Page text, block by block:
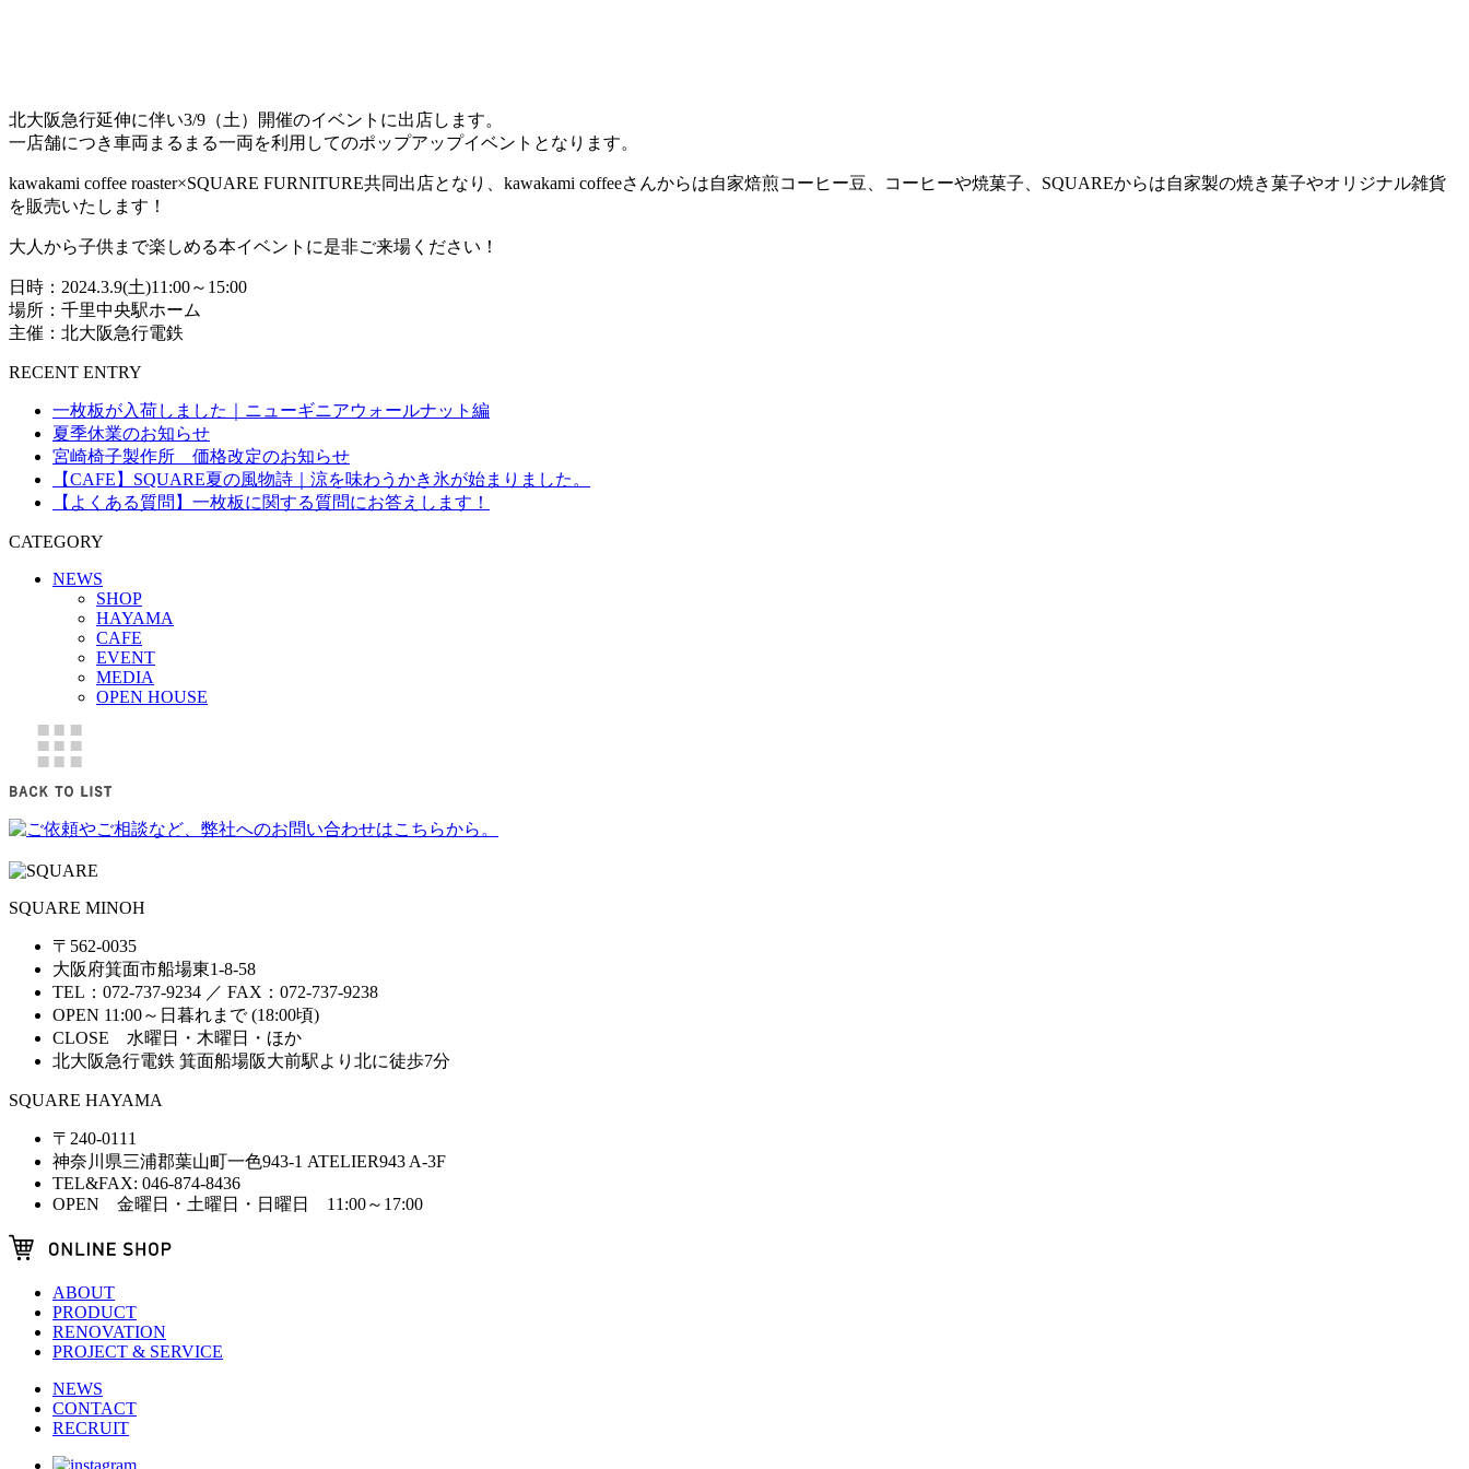
北大阪急行延伸に伴い3/9（土）開催のイベントに出店します。
一店舗につき車両まるまる一両を利用してのポップアップイベントとなります。
kawakami coffee roaster×SQUARE FURNITURE共同出店となり、kawakami coffeeさんからは自家焙煎コーヒー豆、コーヒーや焼菓子、SQUAREからは自家製の焼き菓子やオリジナル雑貨
を販売いたします！
大人から子供まで楽しめる本イベントに是非ご来場ください！
日時：2024.3.9(土)11:00～15:00
場所：千里中央駅ホーム
主催：北大阪急行電鉄
RECENT ENTRY
一枚板が入荷しました｜ニューギニアウォールナット編
夏季休業のお知らせ
宮崎椅子製作所 価格改定のお知らせ
【CAFE】SQUARE夏の風物詩｜涼を味わうかき氷が始まりました。
【よくある質問】一枚板に関する質問にお答えします！
CATEGORY
NEWS
SHOP
HAYAMA
CAFE
EVENT
MEDIA
OPEN HOUSE
SQUARE MINOH
〒562-0035
大阪府箕面市船場東1-8-58
TEL：072-737-9234 ／ FAX：072-737-9238
OPEN 11:00～日暮れまで (18:00頃)
CLOSE 水曜日・木曜日・ほか
北大阪急行電鉄 箕面船場阪大前駅より北に徒歩7分
SQUARE HAYAMA
〒240-0111
神奈川県三浦郡葉山町一色943-1 ATELIER943 A-3F
TEL&FAX: 046-874-8436
OPEN 金曜日・土曜日・日曜日 11:00～17:00
ABOUT
PRODUCT
RENOVATION
PROJECT & SERVICE
NEWS
CONTACT
RECRUIT